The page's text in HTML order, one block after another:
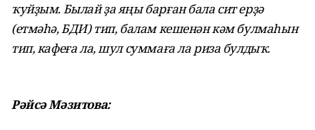
ҡуйҙым. Былай ҙа яңы барған бала сит ерҙә
(етмәһә, БДИ) тип, балам кешенән кәм булмаһын
тип, кафеға ла, шул суммаға ла риза булдыҡ.
Рәйсә Мәзитова: